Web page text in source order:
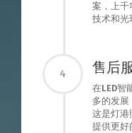
案，上千
技术和光
4 售后
在LED智
多的发展
这是灯港
提供更好